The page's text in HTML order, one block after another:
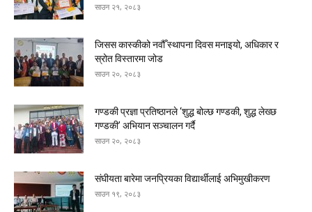
साउन २१, २०८३
जिसस कास्कीको नवौँ स्थापना दिवस मनाइयो, अधिकार र
स्रोत विस्तारमा जोड
साउन २०, २०८३
गण्डकी प्रज्ञा प्रतिष्ठानले ‘शुद्ध बोल्छ गण्डकी, शुद्ध लेख्छ
गण्डकी’ अभियान सञ्चालन गर्दै
साउन २०, २०८३
संघीयता बारेमा जनप्रियका विद्यार्थीलाई अभिमुखीकरण
साउन १९, २०८३